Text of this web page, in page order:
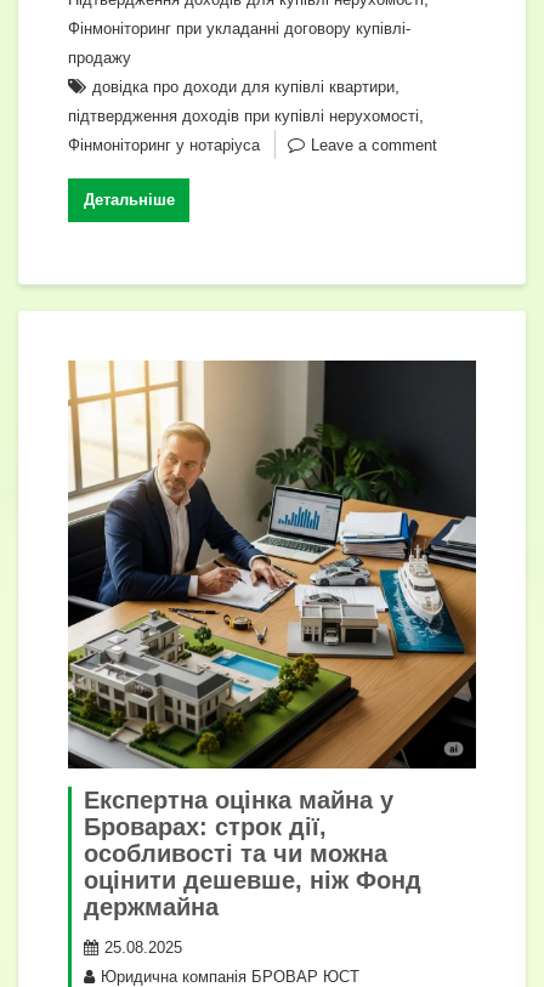
o
o
k
m p
n
n
g
er
Li
n
k
и
т
и
с
Фінмоніторинг при укладанні договору купівлі-
продажу
довідка про доходи для купівлі квартири
підтвердження доходів при купівлі нерухомості
Фінмоніторинг у нотаріуса Leave a comment
Детальніше
Експертна оцінка майна у
Броварах: строк дії,
особливості та чи можна
оцінити дешевше, ніж Фонд
держмайна
25.08.2025
Юридична компанія БРОВАР ЮСТ